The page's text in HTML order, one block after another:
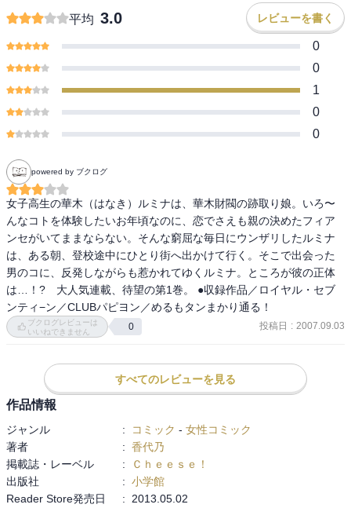
平均 3.0 レビューを書く
0
0
1
0
0
powered by ブクログ
女子高生の華木（はなき）ルミナは、華木財閥の跡取り娘。いろ〜
んなコトを体験したいお年頃なのに、恋でさえも親の決めたフィア
ンセがいてままならない。そんな窮屈な毎日にウンザリしたルミナ
は、ある朝、登校途中にひとり街へ出かけて行く。そこで出会った
男のコに、反発しながらも惹かれてゆくルミナ。ところが彼の正体
は…！?　大人気連載、待望の第1巻。 ●収録作品／ロイヤル・セブ
ブクログレビューは
いいねできません
0 投稿日 : 2007.09.03
すべてのレビューを見る
作品情報
ジャンル : コミック - 女性コミック
著者
: 香代乃
掲載誌・レーベル
:
Ｃｈｅｅｓｅ！
出版社
: 小学館
Reader Store発売日
: 2013.05.02